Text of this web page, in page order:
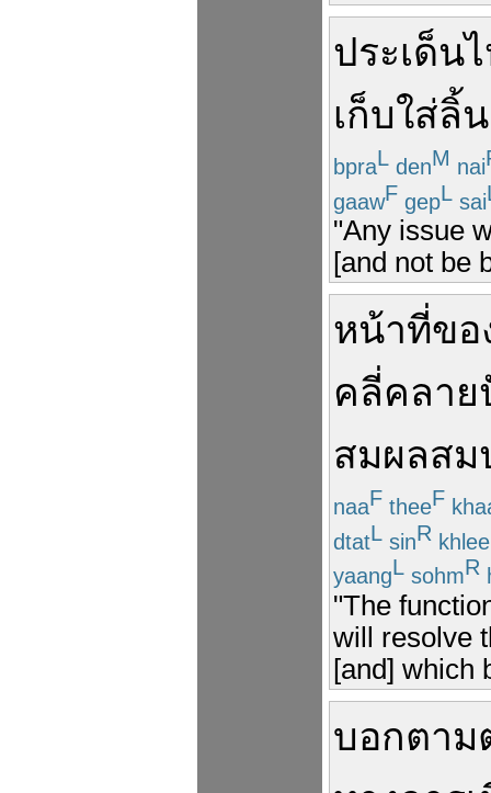
ประเด็น
เก็บใส่ลิ้
bpraL denM nai
gaawF gepL sai
"Any issue
[and not be
หน้าที่ขอ
คลี่คลาย
สมผลสม
naaF theeF
dtatL sinR khlee
yaangL sohmR
"The
will resolve
[and] which
บอกตาม